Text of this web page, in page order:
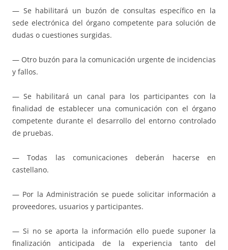
— Se habilitará un buzón de consultas específico en la
sede electrónica del órgano competente para solución de
dudas o cuestiones surgidas.
— Otro buzón para la comunicación urgente de incidencias
y fallos.
— Se habilitará un canal para los participantes con la
finalidad de establecer una comunicación con el órgano
competente durante el desarrollo del entorno controlado
de pruebas.
— Todas las comunicaciones deberán hacerse en
castellano.
— Por la Administración se puede solicitar información a
proveedores, usuarios y participantes.
— Si no se aporta la información ello puede suponer la
finalización anticipada de la experiencia tanto del